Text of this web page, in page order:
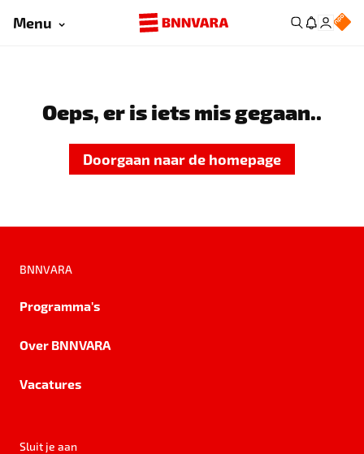
Menu
Oeps, er is iets mis gegaan..
Doorgaan naar de homepage
BNNVARA
Programma's
Over BNNVARA
Vacatures
Sluit je aan